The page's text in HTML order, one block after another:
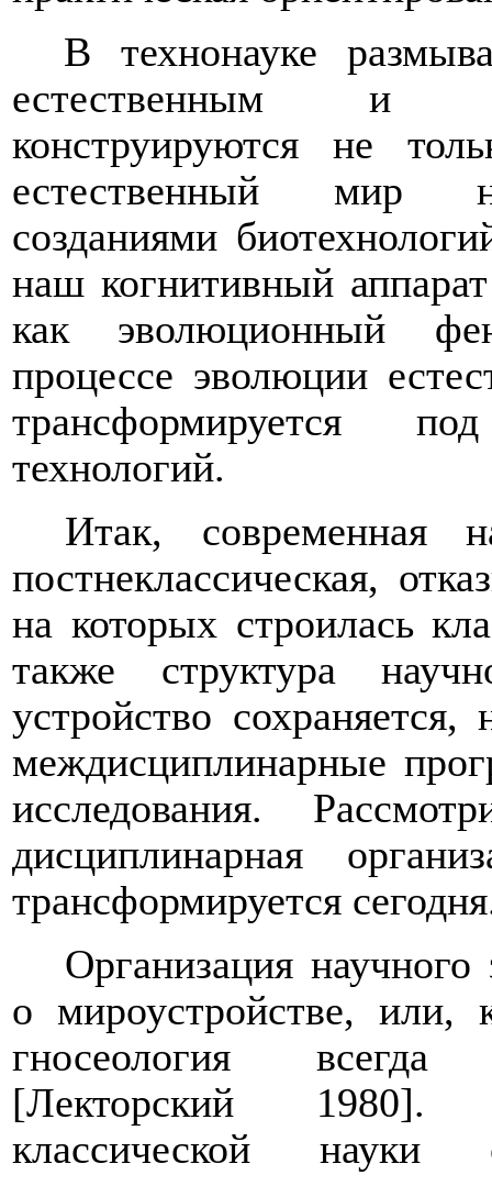
В технонауке
естественным и
конструируются не
естественный мир
созданиями
наш когнитивный
как эволюционный
процессе эволюции
трансформируется
технологий.
Итак, современная
постнеклассическая,
на которых строилась
также структура
устройство
междисциплинарные
исследования.
дисциплинарная
трансформируется
Организация научного
о мироустройстве, или,
гносеология всегда
[Лекторский 1980].
классической науки